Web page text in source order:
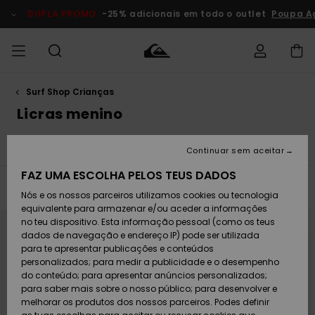
da
produtos
DUPLA PROMO -25% adicionais em todo o outlet Poupa
HOMEM
Calçado e
chinelos
Surfe/água
Snow
MENINO
Calçado e
chinelos
Surfe/água
Neve
MULHER
chegados
Highlights
Snow
SURF
Homem
Crianças
Highlights
Community
SNOW
Neve
Artigos
Criança
Snow Shop
Feminino
Highlights
DUPLA
PROMO
Homem
Criança
Outlet
Mulher
Devoluções
Pagamento
Cartão
presente
Quiksilver
Surf Shop Crianças
Licras menino
Fatos de Surf Menino
Avançar
procurar
critérios
filtragem
Avançar
ordenar
FAZ UMA ESCOLHA PELOS TEUS DADOS
Nós e os nossos parceiros utilizamos cookies ou tecnologia
equivalente para armazenar e/ou aceder a informações
no teu dispositivo. Esta informação pessoal (como os teus
dados de navegação e endereço IP) pode ser utilizada
para te apresentar publicações e conteúdos
personalizados; para medir a publicidade e o desempenho
do conteúdo; para apresentar anúncios personalizados;
para saber mais sobre o nosso público; para desenvolver e
melhorar os produtos dos nossos parceiros. Podes definir
Continuar sem aceitar